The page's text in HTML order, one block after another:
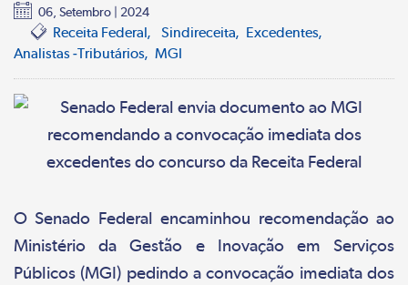
06, Setembro | 2024
Receita Federal Sindireceita Excedentes
Analistas -Tributários MGI
O Senado Federal encaminhou recomendação ao
Ministério da Gestão e Inovação em Serviços
Públicos (MGI) pedindo a convocação imediata dos